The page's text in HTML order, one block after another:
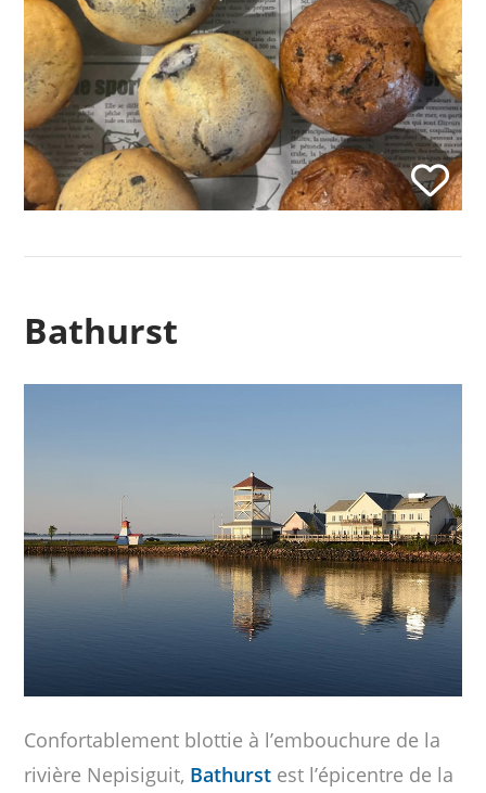
Bathurst
Confortablement blottie à l’embouchure de la
rivière Nepisiguit, Bathurst est l’épicentre de la